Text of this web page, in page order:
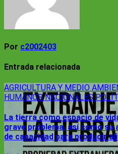
Por c2002403
Entrada relacionada
AGRICULTURA Y MEDIO
HUMANOSNACIONALES
La tierra como espacio de
grave problema, así como su
de capacidad para producir